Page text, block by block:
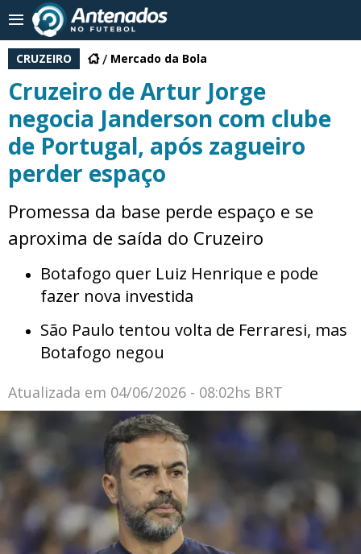
CRUZEIRO Mercado da Bola
Cruzeiro de Artur Jorge
negocia Janderson com clube
de Portugal, após zagueiro
perder espaço
Promessa da base perde espaço e se
aproxima de saída do Cruzeiro
Botafogo quer Luiz Henrique e pode
fazer nova investida
São Paulo tentou volta de Ferraresi, mas
Botafogo negou
Atualizada em 04/06/2026 - 08:02hs BRT